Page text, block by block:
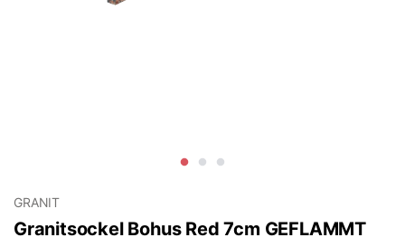
GRANIT
Granitsockel Bohus Red 7cm GEFLAMMT